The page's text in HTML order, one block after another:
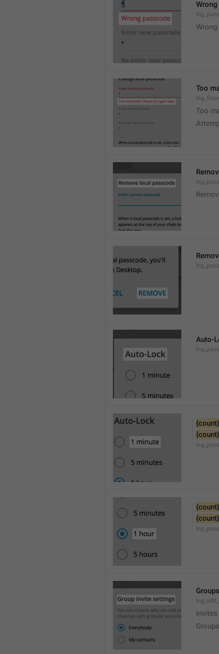
Too
Too
Auto-
{count}
{count}
{count}
{count}
Invites